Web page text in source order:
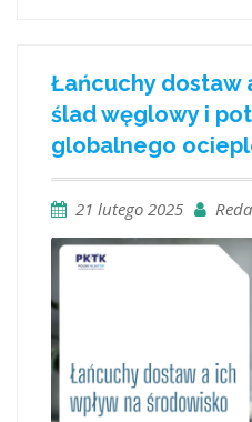
Łańcuchy dostaw
ślad węglowy i
globalnego
21 lutego 2025